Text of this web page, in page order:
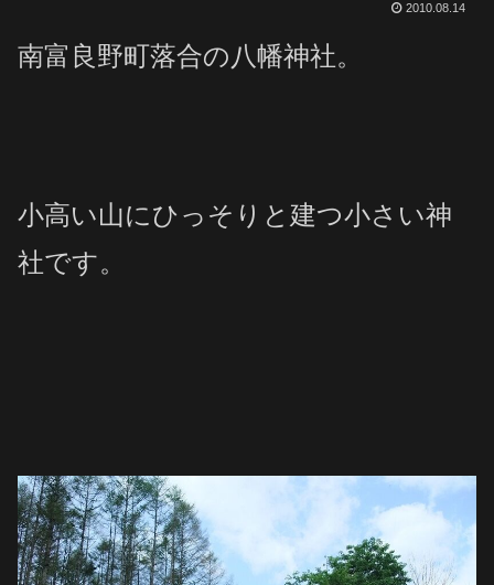
2010.08.14
南富良野町落合の八幡神社。
小高い山にひっそりと建つ小さい神
社です。